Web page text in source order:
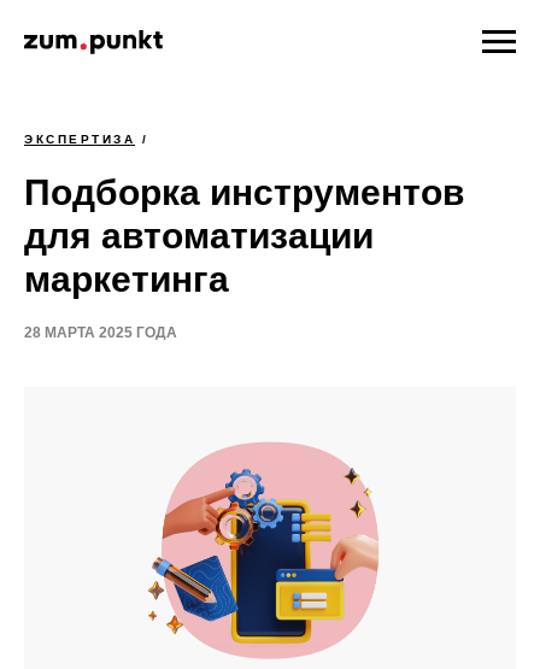
ЭКСПЕРТИЗА /
Подборка инструментов
для автоматизации
маркетинга
28 МАРТА 2025 ГОДА